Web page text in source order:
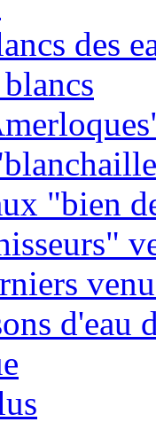
des
"bien
d'eau